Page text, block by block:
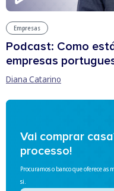
Empresas
Podcast: Como
empresas
Diana Catarino
Vai comprar
processo!
Procuramos o banco que oferece as
si.